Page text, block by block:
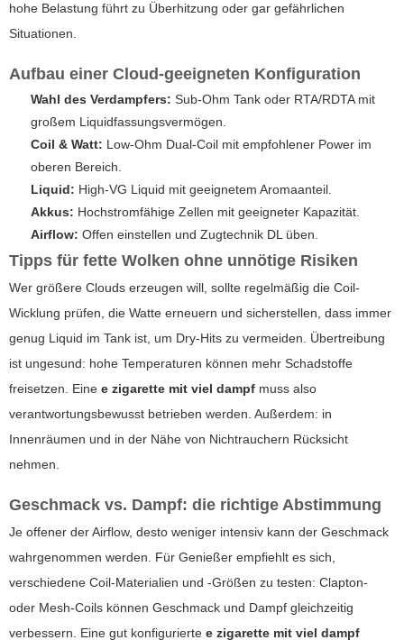
hohe Belastung führt zu Überhitzung oder gar gefährlichen
Situationen.
Aufbau einer Cloud-geeigneten Konfiguration
Wahl des Verdampfers: Sub-Ohm Tank oder RTA/RDTA mit
großem Liquidfassungsvermögen.
Coil & Watt: Low-Ohm Dual-Coil mit empfohlener Power im
oberen Bereich.
Liquid: High-VG Liquid mit geeignetem Aromaanteil.
Akkus: Hochstromfähige Zellen mit geeigneter Kapazität.
Airflow: Offen einstellen und Zugtechnik DL üben.
Tipps für fette Wolken ohne unnötige Risiken
Wer größere Clouds erzeugen will, sollte regelmäßig die Coil-
Wicklung prüfen, die Watte erneuern und sicherstellen, dass immer
genug Liquid im Tank ist, um Dry-Hits zu vermeiden. Übertreibung
ist ungesund: hohe Temperaturen können mehr Schadstoffe
freisetzen. Eine e zigarette mit viel dampf muss also
verantwortungsbewusst betrieben werden. Außerdem: in
Innenräumen und in der Nähe von Nichtrauchern Rücksicht
nehmen.
Geschmack vs. Dampf: die richtige Abstimmung
Je offener der Airflow, desto weniger intensiv kann der Geschmack
wahrgenommen werden. Für Genießer empfiehlt es sich,
verschiedene Coil-Materialien und -Größen zu testen: Clapton-
oder Mesh-Coils können Geschmack und Dampf gleichzeitig
verbessern. Eine gut konfigurierte e zigarette mit viel dampf